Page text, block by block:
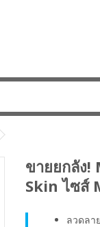
ขายยกลัง!
Skin ไซส์
ลวดลา